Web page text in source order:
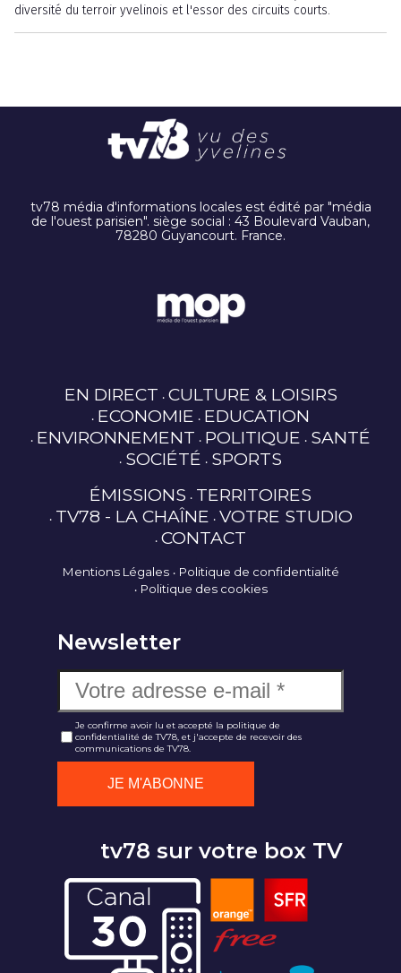
diversité du terroir yvelinois et l'essor des circuits courts.
tv78 média d'informations locales est édité par "média
de l'ouest parisien". siège social : 43 Boulevard Vauban,
78280 Guyancourt. France.
EN DIRECT CULTURE & LOISIRS
ECONOMIE EDUCATION
ENVIRONNEMENT POLITIQUE SANTÉ
SOCIÉTÉ SPORTS
ÉMISSIONS TERRITOIRES
TV78 - LA CHAÎNE VOTRE STUDIO
CONTACT
Mentions Légales
Politique de confidentialité
Politique des cookies
Newsletter
Je confirme avoir lu et accepté la politique de
confidentialité de TV78, et j'accepte de recevoir des
communications de TV78.
tv78 sur votre box TV